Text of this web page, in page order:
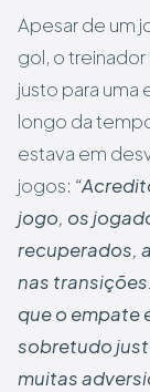
Apesar de um
gol, o
justo para
longo da
estava em
jogos:
jogo, os
recuperados,
nas
que o empate
sobretudo
muitas